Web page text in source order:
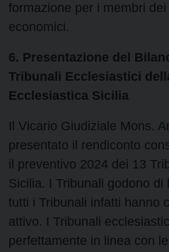
formazione per i membri
economici.
6. Presentazione del
Tribunali Ecclesiastici
Ecclesiastica Sicilia
Il Vicario Giudiziale Mons.
presentato il rendiconto
il preventivo 2024 dei 13
Sicilia. I Tribunali godono di
tutti i Tribunali infatti hanno
attivo. I Tribunali
perfettamente in linea con